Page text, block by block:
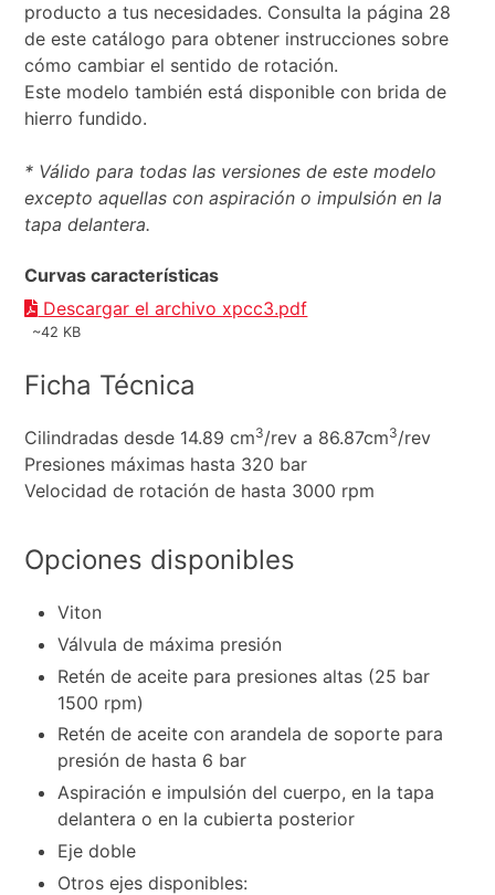
producto a tus necesidades. Consulta la página 28
de este catálogo para obtener instrucciones sobre
cómo cambiar el sentido de rotación.
Este modelo también está disponible con brida de
hierro fundido.
* Válido para todas las versiones de este modelo
excepto aquellas con aspiración o impulsión en la
tapa delantera.
Curvas características
Descargar el archivo xpcc3.pdf
~42 KB
Ficha Técnica
Cilindradas desde 14.89 cm3/rev a 86.87cm3/rev
Presiones máximas hasta 320 bar
Velocidad de rotación de hasta 3000 rpm
Opciones disponibles
Viton
Válvula de máxima presión
Retén de aceite para presiones altas (25 bar
1500 rpm)
Retén de aceite con arandela de soporte para
presión de hasta 6 bar
Aspiración e impulsión del cuerpo, en la tapa
delantera o en la cubierta posterior
Eje doble
Otros ejes disponibles: